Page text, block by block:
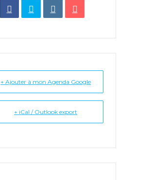
+ Ajouter à mon Agenda Google
+ iCal / Outlook export